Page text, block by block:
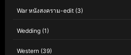
War หนังสงคราม-edit (3)
Wedding (1)
Western (39)